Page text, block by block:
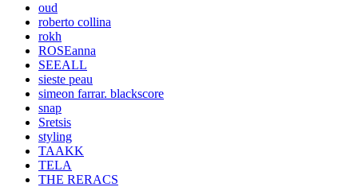
oud
roberto collina
rokh
ROSEanna
SEEALL
sieste peau
simeon farrar. blackscore
snap
Sretsis
styling
TAAKK
TELA
THE RERACS